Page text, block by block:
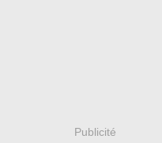
Publicité